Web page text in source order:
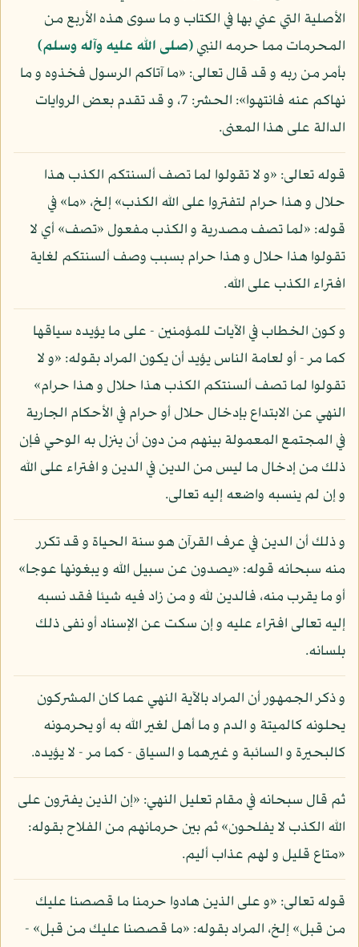
الأصلية التي عني بها في الكتاب و ما سوى هذه الأربع من
المحرمات مما حرمه النبي(صلى الله عليه وآله وسلم)
بأمر من ربه و قد قال تعالى: «ما آتاكم الرسول فخذوه و ما
نهاكم عنه فانتهوا»: الحشر: 7، و قد تقدم بعض الروايات
الدالة على هذا المعنى.
قوله تعالى: «و لا تقولوا لما تصف ألسنتكم الكذب هذا
حلال و هذا حرام لتفتروا على الله الكذب» إلخ، «ما» في
قوله: «لما تصف مصدرية و الكذب مفعول «تصف» أي لا
تقولوا هذا حلال و هذا حرام بسبب وصف ألسنتكم لغاية
افتراء الكذب على الله.
و كون الخطاب في الآيات للمؤمنين - على ما يؤيده سياقها
كما مر - أو لعامة الناس يؤيد أن يكون المراد بقوله: «و لا
تقولوا لما تصف ألسنتكم الكذب هذا حلال و هذا حرام»
النهي عن الابتداع بإدخال حلال أو حرام في الأحكام الجارية
في المجتمع المعمولة بينهم من دون أن ينزل به الوحي فإن
ذلك من إدخال ما ليس من الدين في الدين و افتراء على الله
و إن لم ينسبه واضعه إليه تعالى.
و ذلك أن الدين في عرف القرآن هو سنة الحياة و قد تكرر
منه سبحانه قوله: «يصدون عن سبيل الله و يبغونها عوجا»
أو ما يقرب منه، فالدين لله و من زاد فيه شيئا فقد نسبه
إليه تعالى افتراء عليه و إن سكت عن الإسناد أو نفى ذلك
بلسانه.
و ذكر الجمهور أن المراد بالآية النهي عما كان المشركون
يحلونه كالميتة و الدم و ما أهل لغير الله به أو يحرمونه
كالبحيرة و السائبة و غيرهما و السياق - كما مر - لا يؤيده.
ثم قال سبحانه في مقام تعليل النهي: «إن الذين يفترون على
الله الكذب لا يفلحون» ثم بين حرمانهم من الفلاح بقوله:
«متاع قليل و لهم عذاب أليم.
قوله تعالى: «و على الذين هادوا حرمنا ما قصصنا عليك
من قبل» إلخ، المراد بقوله: «ما قصصنا عليك من قبل» -